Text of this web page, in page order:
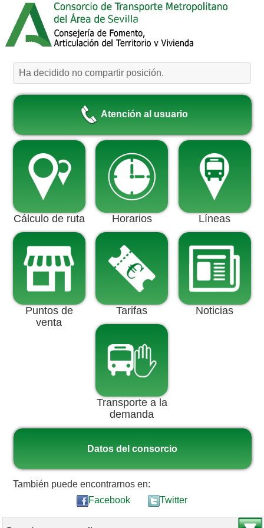
Ha decidido no compartir posición.
Atención al usuario
Cálculo de ruta Horarios Líneas
Puntos de
venta
Tarifas Noticias
Transporte a la
demanda
Datos del consorcio
También puede encontrarnos en:
Facebook
Twitter